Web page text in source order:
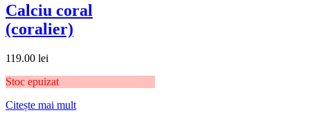
Calciu coral
(coralier)
119.00 lei
Stoc epuizat
Citește mai mult